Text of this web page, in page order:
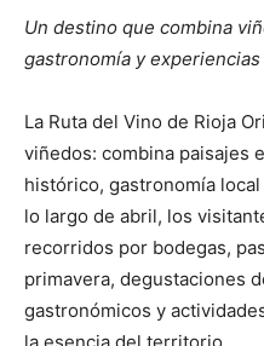
Un destino que combina
gastronomía y
La Ruta del Vino de Rioja
viñedos: combina paisajes
histórico, gastronomía
lo largo de abril, los
recorridos por bodegas,
primavera, degustaciones
gastronómicos y